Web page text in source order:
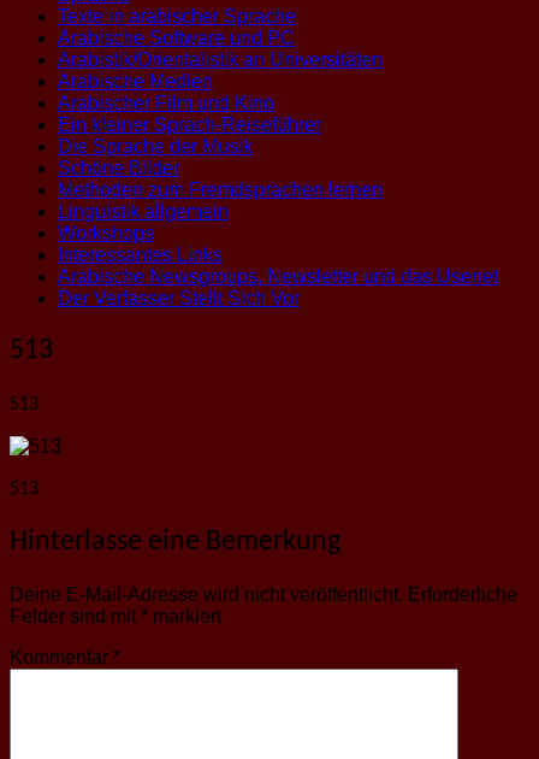
Texte in arabischer Sprache
Arabische Software und PC
Arabistik/Orientalistik an Universitäten
Arabische Medien
Arabischer Film und Kino
Ein kleiner Sprach-Reiseführer
Die Sprache der Musik
Schöne Bilder
Methoden zum Fremdsprachen lernen
Linguistik allgemein
Workshops
Interessantes Links
Arabische Newsgroups, Newsletter und das Usenet
Der Verfasser Stellt Sich Vor
513
513
513
Hinterlasse eine Bemerkung
Deine E-Mail-Adresse wird nicht veröffentlicht. Erforderliche
Felder sind mit * markiert
Kommentar *